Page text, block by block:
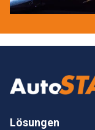
Lösungen